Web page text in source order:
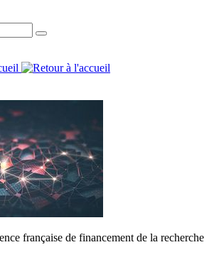
française de financement de la recherche